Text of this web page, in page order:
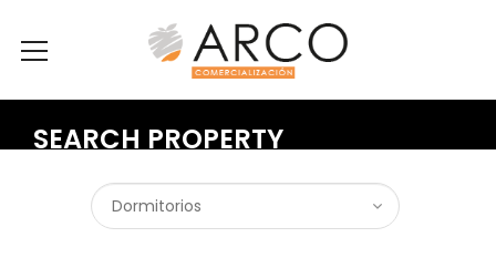
SEARCH PROPERTY